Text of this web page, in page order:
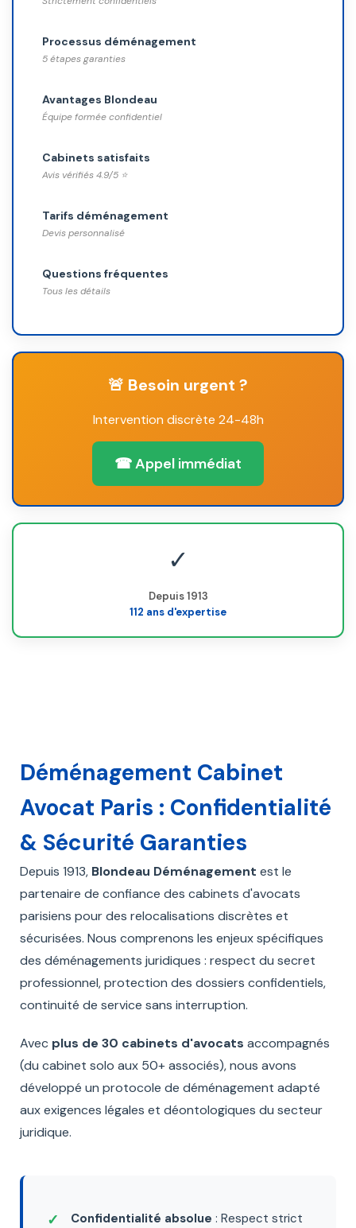
Processus déménagement
5 étapes garanties
Avantages Blondeau
Équipe formée confidentiel
Cabinets satisfaits
Avis vérifiés 4.9/5 ⭐
Tarifs déménagement
Devis personnalisé
Questions fréquentes
Tous les détails
🚨 Besoin urgent ?
Intervention discrète 24-48h
☎ Appel immédiat
✓
Depuis 1913
112 ans d'expertise
Déménagement Cabinet
Avocat Paris : Confidentialité
& Sécurité Garanties
Depuis 1913, Blondeau Déménagement est le
partenaire de confiance des cabinets d'avocats
parisiens pour des relocalisations discrètes et
sécurisées. Nous comprenons les enjeux spécifiques
des déménagements juridiques : respect du secret
professionnel, protection des dossiers confidentiels,
continuité de service sans interruption.
Avec plus de 30 cabinets d'avocats accompagnés
(du cabinet solo aux 50+ associés), nous avons
développé un protocole de déménagement adapté
aux exigences légales et déontologiques du secteur
juridique.
Confidentialité absolue : Respect strict